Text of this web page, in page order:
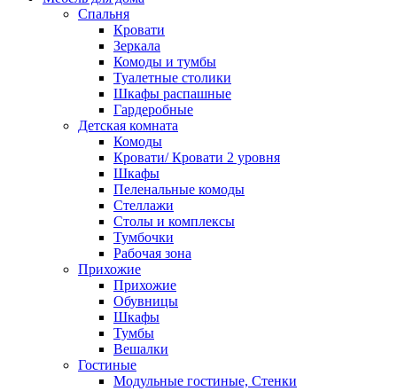
Спальня
Кровати
Зеркала
Комоды и тумбы
Туалетные столики
Шкафы распашные
Гардеробные
Детская комната
Комоды
Кровати/ Кровати 2 уровня
Шкафы
Пеленальные комоды
Стеллажи
Столы и комплексы
Тумбочки
Рабочая зона
Прихожие
Прихожие
Обувницы
Шкафы
Тумбы
Вешалки
Гостиные
Модульные гостиные, Стенки